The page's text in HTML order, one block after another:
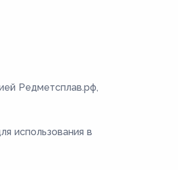
Редметсплав.рф,
использования в